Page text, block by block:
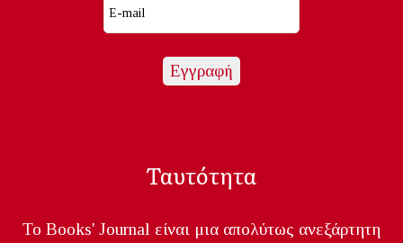
Ταυτότητα
Το Books' Journal είναι μια απολύτως ανεξάρτητη